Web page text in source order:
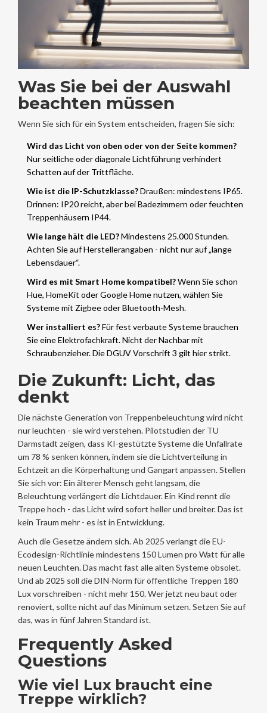
Was Sie bei der Auswahl
beachten müssen
Wenn Sie sich für ein System entscheiden, fragen Sie sich:
Wird das Licht von oben oder von der Seite kommen?
Nur seitliche oder diagonale Lichtführung verhindert
Schatten auf der Trittfläche.
Wie ist die IP-Schutzklasse?Draußen: mindestens IP65.
Drinnen: IP20 reicht, aber bei Badezimmern oder feuchten
Treppenhäusern IP44.
Wie lange hält die LED?Mindestens 25.000 Stunden.
Achten Sie auf Herstellerangaben - nicht nur auf „lange
Lebensdauer“.
Wird es mit Smart Home kompatibel?Wenn Sie schon
Hue, HomeKit oder Google Home nutzen, wählen Sie
Systeme mit Zigbee oder Bluetooth-Mesh.
Wer installiert es?Für fest verbaute Systeme brauchen
Sie eine Elektrofachkraft. Nicht der Nachbar mit
Schraubenzieher. Die DGUV Vorschrift 3 gilt hier strikt.
Die Zukunft: Licht, das
denkt
Die nächste Generation von Treppenbeleuchtung wird nicht
nur leuchten - sie wird verstehen. Pilotstudien der TU
Darmstadt zeigen, dass KI-gestützte Systeme die Unfallrate
um 78 % senken können, indem sie die Lichtverteilung in
Echtzeit an die Körperhaltung und Gangart anpassen. Stellen
Sie sich vor: Ein älterer Mensch geht langsam, die
Beleuchtung verlängert die Lichtdauer. Ein Kind rennt die
Treppe hoch - das Licht wird sofort heller und breiter. Das ist
kein Traum mehr - es ist in Entwicklung.
Auch die Gesetze ändern sich. Ab 2025 verlangt die EU-
Ecodesign-Richtlinie mindestens 150 Lumen pro Watt für alle
neuen Leuchten. Das macht fast alle alten Systeme obsolet.
Und ab 2025 soll die DIN-Norm für öffentliche Treppen 180
Lux vorschreiben - nicht mehr 150. Wer jetzt neu baut oder
renoviert, sollte nicht auf das Minimum setzen. Setzen Sie auf
das, was in fünf Jahren Standard ist.
Frequently Asked
Questions
Wie viel Lux braucht eine
Treppe wirklich?